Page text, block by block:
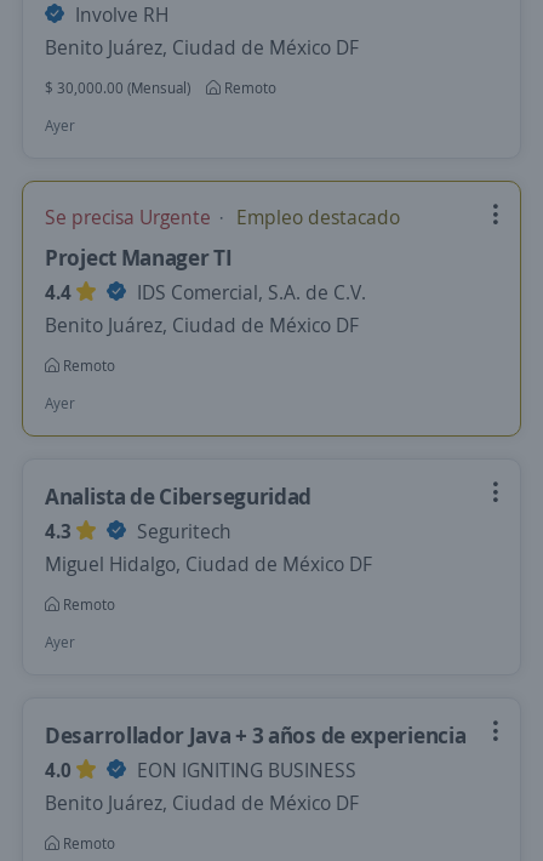
Involve RH
Benito Juárez, Ciudad de México DF
$ 30,000.00 (Mensual)
Remoto
Ayer
Se precisa Urgente Empleo destacado
Project Manager TI
4.4
IDS Comercial, S.A. de C.V.
Benito Juárez, Ciudad de México DF
Remoto
Ayer
Analista de Ciberseguridad
4.3
Seguritech
Miguel Hidalgo, Ciudad de México DF
Remoto
Ayer
Desarrollador Java + 3 años de experiencia
4.0
EON IGNITING BUSINESS
Benito Juárez, Ciudad de México DF
Remoto